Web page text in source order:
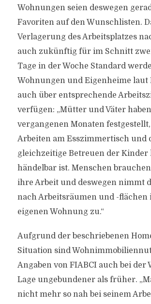
Wohnungen seien deswegen
Favoriten auf den Wunschlisten.
Verlagerung des Arbeitsplatzes
auch zukünftig für im Schnitt
Tage in der Woche Standard
Wohnungen und Eigenheime laut
auch über entsprechende
verfügen: „Mütter und Väter
vergangenen Monaten festgestellt,
Arbeiten am Esszimmertisch und
gleichzeitige Betreuen der Kinder
händelbar ist. Menschen
ihre Arbeit und deswegen nimmt
nach Arbeitsräumen und -flächen
eigenen Wohnung zu.“
Aufgrund der beschriebenen
Situation sind
Angaben von FIABCI auch bei der
Lage ungebundener als früher.
nicht mehr so nah bei seinem